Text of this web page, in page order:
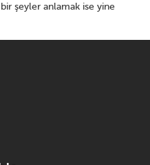
şeyler anlamak ise yine